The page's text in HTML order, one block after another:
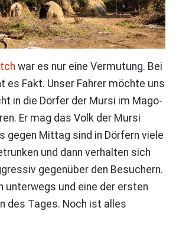
war es nur eine Vermutung. Bei
es Fakt. Unser Fahrer möchte uns
in die Dörfer der Mursi im Mago-
Er mag das Volk der Mursi
gegen Mittag sind in Dörfern viele
und dann verhalten sich
gegenüber den Besuchern.
unterwegs und eine der ersten
des Tages. Noch ist alles